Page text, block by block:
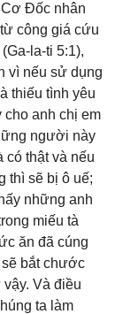
Đốc nhân
công giá cứu
la-ti 5:1),
vì nếu sử dụng
thiếu tình yêu
anh chị em
người này
có thật và nếu
thì sẽ bị ô uế;
những anh
miếu tà
ăn đã cúng
bắt chước
Và điều
ta làm